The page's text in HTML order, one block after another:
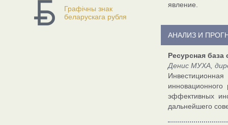
Графічны знак
беларускага рубля
явление.
АНАЛИЗ И
Ресурсная база
Денис МУХА,
эффективных
дальнейшего